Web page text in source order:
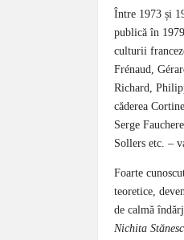
Între 1973 și
publică în
culturii
Frénaud,
Richard,
căderea
Serge
Sollers etc. –
Foarte
teoretice,
de calmă
Nichita